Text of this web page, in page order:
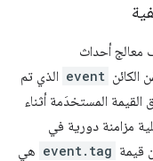
معالج أحداث
event الذي تم
القيمة المستخدَمة أثناء
مزامنة دورية في
قيمة event.tag هي